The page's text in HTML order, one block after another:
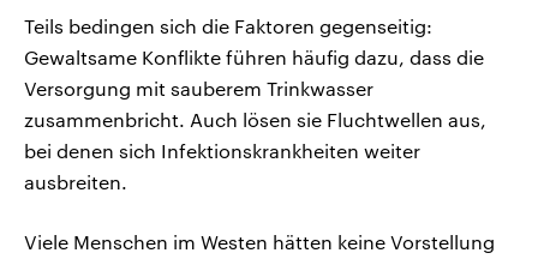
Teils bedingen sich die Faktoren gegenseitig:
Gewaltsame Konflikte führen häufig dazu, dass die
Versorgung mit sauberem Trinkwasser
zusammenbricht. Auch lösen sie Fluchtwellen aus,
bei denen sich Infektionskrankheiten weiter
ausbreiten.
Viele Menschen im Westen hätten keine Vorstellung